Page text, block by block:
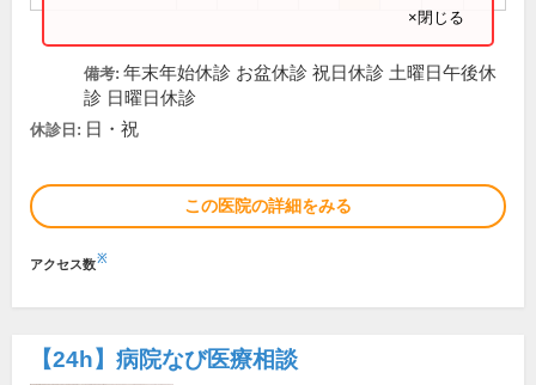
×閉じる
備考: 年末年始休診 お盆休診 祝日休診 土曜日午後休
診 日曜日休診
休診日: 日・祝
この医院の詳細をみる
アクセス数※
【24h】 病院なび医療相談